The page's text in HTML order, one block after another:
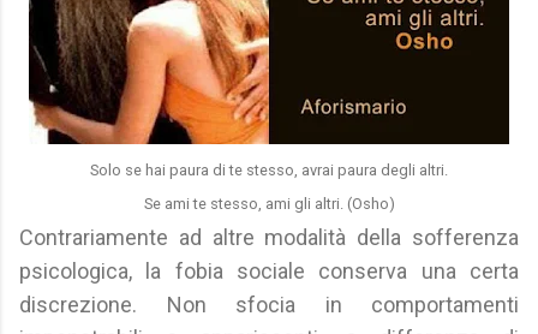
Solo se hai paura di te stesso, avrai paura degli altri.
Se ami te stesso, ami gli altri. (Osho)
Contrariamente ad altre modalità della sofferenza
psicologica, la fobia sociale conserva una certa
discrezione. Non sfocia in comportamenti